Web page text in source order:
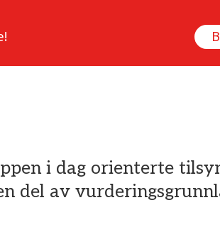
i dag orienterte
del av